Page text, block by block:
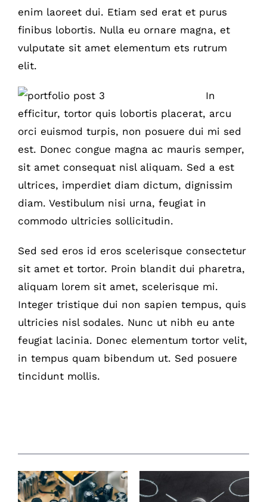
enim laoreet dui. Etiam sed erat et purus
finibus lobortis. Nulla eu ornare magna, et
vulputate sit amet elementum ets rutrum
elit.
In
efficitur, tortor quis lobortis placerat, arcu
orci euismod turpis, non posuere dui mi sed
est. Donec congue magna ac mauris semper,
sit amet consequat nisl aliquam. Sed a est
ultrices, imperdiet diam dictum, dignissim
diam. Vestibulum nisi urna, feugiat in
commodo ultricies sollicitudin.
Sed sed eros id eros scelerisque consectetur
sit amet et tortor. Proin blandit dui pharetra,
aliquam lorem sit amet, scelerisque mi.
Integer tristique dui non sapien tempus, quis
ultricies nisl sodales. Nunc ut nibh eu ante
feugiat lacinia. Donec elementum tortor velit,
in tempus quam bibendum ut. Sed posuere
tincidunt mollis.